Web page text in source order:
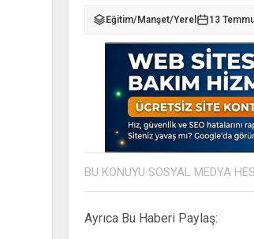
Eğitim/Manşet/Yerel 13
BU KONUYU SOSYAL MEDYA
Ayrıca Bu Haberi Paylaş: